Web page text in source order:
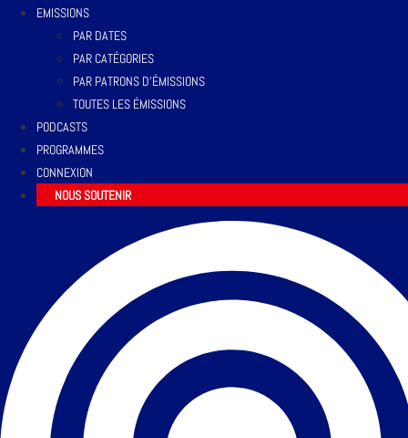
EMISSIONS
PAR DATES
PAR CATÉGORIES
PAR PATRONS D’ÉMISSIONS
TOUTES LES ÉMISSIONS
PODCASTS
PROGRAMMES
CONNEXION
NOUS SOUTENIR